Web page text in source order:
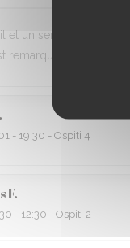
et un service toujours
remarquable !!!
- 19:30 - Ospiti 4
F
- 12:30 - Ospiti 2